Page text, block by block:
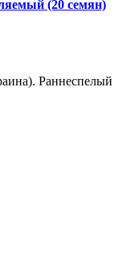
(20 семян)
Раннеспелый